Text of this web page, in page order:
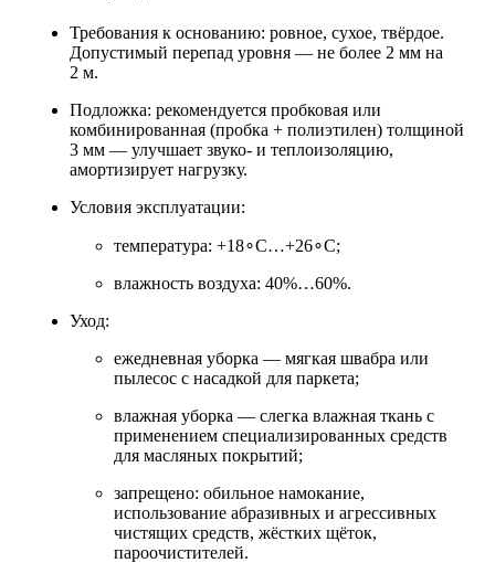
Требования к основанию: ровное, сухое, твёрдое.
Допустимый перепад уровня — не более 2 мм на
2 м.
Подложка: рекомендуется пробковая или
комбинированная (пробка + полиэтилен) толщиной
3 мм — улучшает звуко‑ и теплоизоляцию,
амортизирует нагрузку.
Условия эксплуатации:
температура: +18∘C…+26∘C;
влажность воздуха: 40%…60%.
Уход:
ежедневная уборка — мягкая швабра или
пылесос с насадкой для паркета;
влажная уборка — слегка влажная ткань с
применением специализированных средств
для масляных покрытий;
запрещено: обильное намокание,
использование абразивных и агрессивных
чистящих средств, жёстких щёток,
пароочистителей.